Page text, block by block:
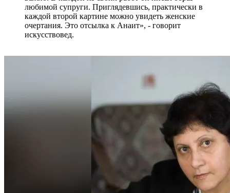
любимой супруги. Приглядевшись, практически в
каждой второй картине можно увидеть женские
очертания. Это отсылка к Анаит», - говорит
искусствовед.